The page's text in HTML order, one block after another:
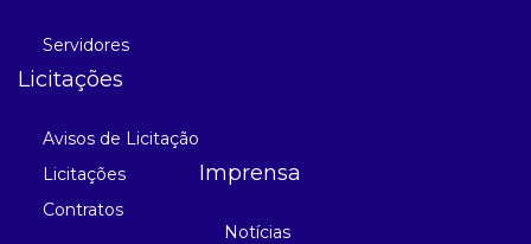
Servidores
Licitações
Avisos de Licitação
Licitações
Contratos
Imprensa
Notícias